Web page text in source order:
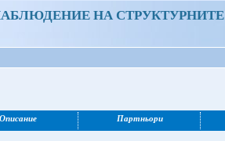
НА
Описание Партньори